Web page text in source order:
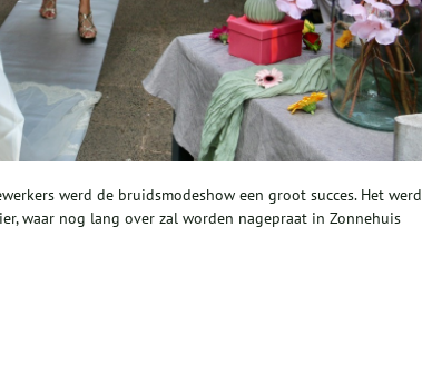
werd de bruidsmodeshow een groot succes. Het werd
waar nog lang over zal worden nagepraat in Zonnehuis